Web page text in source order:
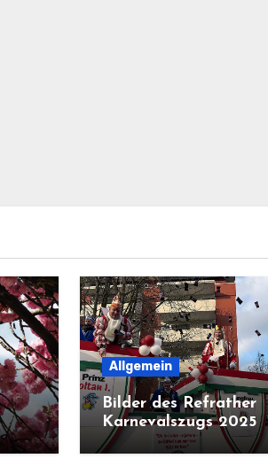
Allgemein
Bilder des Refrather
Karnevalszugs 2025